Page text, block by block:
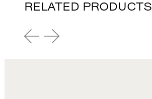
RELATED PRODUCTS